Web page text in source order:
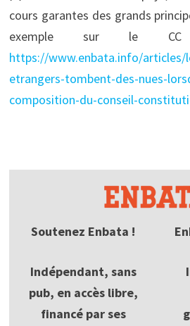
cours garantes des grands
exemple sur le CC
https://www.enbata.info/articles/
etrangers-tombent-des-nues-
composition-du-conseil-
Soutenez Enbata !
Indépendant, sans
pub, en accès libre,
financé par ses